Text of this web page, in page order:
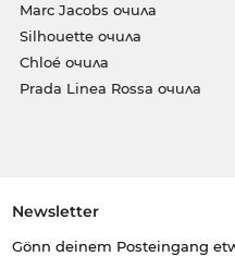
Marc Jacobs очила
Silhouette очила
Chloé очила
Prada Linea Rossa очила
Newsletter
Gönn deinem Posteingang